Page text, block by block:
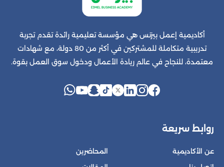
أكاديمية إعمل بيزنس هي مؤسسة تعليمية رائدة تقدم تجربة
تدريبية متكاملة للمشتركين في أكثر من 80 دولة، مع شهادات
معتمدة، للنجاح في عالم ريادة الأعمال ودخول سوق العمل بقوة.
روابط سريعة
عن الأكاديمية المحاضرين